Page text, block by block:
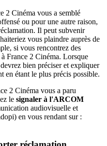
2 Cinéma vous a semblé
ou pour une autre raison,
Il peut subvenir
vous plaindre auprès de
si vous rencontrez des
France 2 Cinéma. Lorsque
bien préciser et expliquer
en étant le plus précis possible.
2 Cinéma vous a paru
le signaler à l'ARCOM
audiovisuelle et
en vous rendant sur :